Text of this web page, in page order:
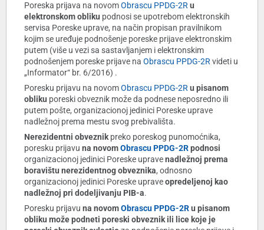
Poreska prijava na novomObrascu PPDG-2Ru
elektronskom obliku podnosi se upotrebom elektronskih
servisa Poreske uprave, na način propisan pravilnikom
kojim se uređuje podnošenje poreske prijave elektronskim
putem (više u vezi sa sastavljanjem i elektronskim
podnošenjem poreske prijave na Obrascu PPDG-2Rvideti u
„Informator“ br. 6/2016) .
Poresku prijavu na novomObrascu PPDG-2Ru pisanom
obliku poreski obveznik može da podnese neposredno ili
putem pošte, organizacionoj jedinici Poreske uprave
nadležnoj prema mestu svog prebivališta.
Nerezidentni obveznikpreko poreskog punomoćnika,
poresku prijavu na novomObrascu PPDG-2Rpodnosi
organizacionoj jedinici Poreske upravenadležnoj prema
boravištu nerezidentnog obveznika, odnosno
organizacionoj jedinici Poreske upraveopredeljenoj kao
nadležnoj pri dodeljivanju PIB-a.
Poresku prijavu na novomObrascu PPDG-2Ru pisanom
obliku može podneti poreski obveznik ili lice koje je